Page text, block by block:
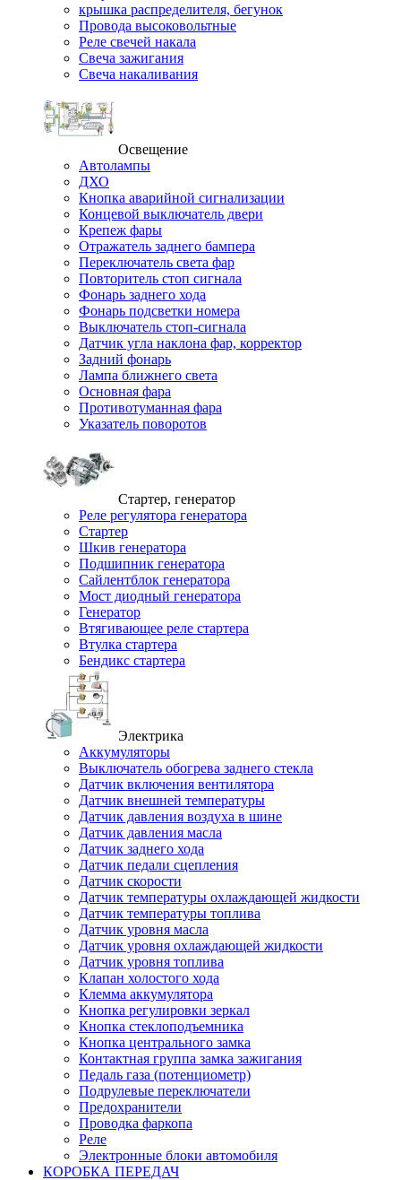
крышка распределителя, бегунок
Провода высоковольтные
Реле свечей накала
Свеча зажигания
Свеча накаливания
Освещение
Автолампы
ДХО
Кнопка аварийной сигнализации
Концевой выключатель двери
Крепеж фары
Отражатель заднего бампера
Переключатель света фар
Повторитель стоп сигнала
Фонарь заднего хода
Фонарь подсветки номера
Выключатель стоп-сигнала
Датчик угла наклона фар, корректор
Задний фонарь
Лампа ближнего света
Основная фара
Противотуманная фара
Указатель поворотов
Стартер, генератор
Реле регулятора генератора
Стартер
Шкив генератора
Подшипник генератора
Сайлентблок генератора
Мост диодный генератора
Генератор
Втягивающее реле стартера
Втулка стартера
Бендикс стартера
Электрика
Аккумуляторы
Выключатель обогрева заднего стекла
Датчик включения вентилятора
Датчик внешней температуры
Датчик давления воздуха в шине
Датчик давления масла
Датчик заднего хода
Датчик педали сцепления
Датчик скорости
Датчик температуры охлаждающей жидкости
Датчик температуры топлива
Датчик уровня масла
Датчик уровня охлаждающей жидкости
Датчик уровня топлива
Клапан холостого хода
Клемма аккумулятора
Кнопка регулировки зеркал
Кнопка стеклоподъемника
Кнопка центрального замка
Контактная группа замка зажигания
Педаль газа (потенциометр)
Подрулевые переключатели
Предохранители
Проводка фаркопа
Реле
Электронные блоки автомобиля
КОРОБКА ПЕРЕДАЧ